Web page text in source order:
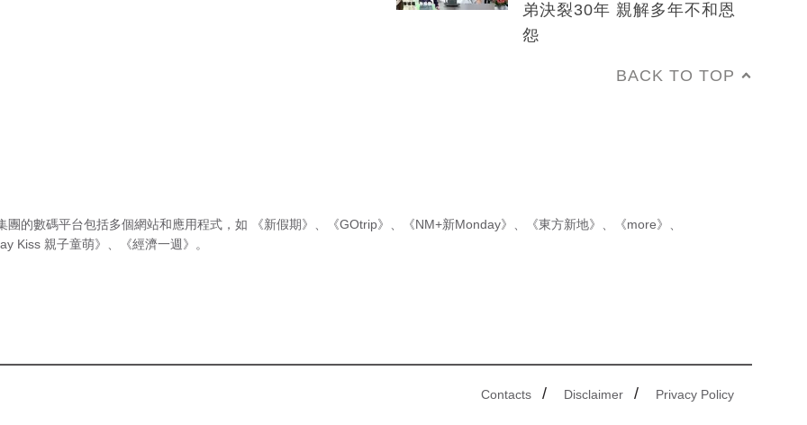
弟決裂30年 親解多年不和恩
怨
BACK TO TOP
團的數碼平台包括多個網站和應用程式，如 《新假期》 《GOtrip》 《NM+新Monday》 《東方新地》 《more》
Kiss 親子童萌》
《經濟一週》 。
Contacts / Disclaimer / Privacy Policy